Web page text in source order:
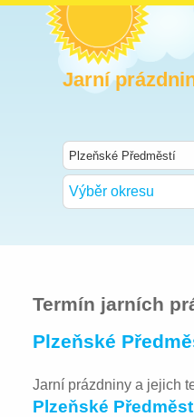
Jarní
Výběr okresu
Termín jarních
Plzeňské
Jarní prázdniny a jejich
Plzeňské